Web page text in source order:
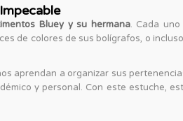
Bluey y su hermana. Cada
de colores de sus bolígrafos, o
aprendan a organizar sus
y personal. Con este estuche,